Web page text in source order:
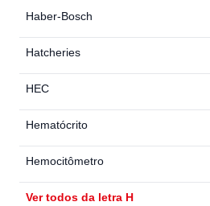
Haber-Bosch
Hatcheries
HEC
Hematócrito
Hemocitômetro
Ver todos da letra H